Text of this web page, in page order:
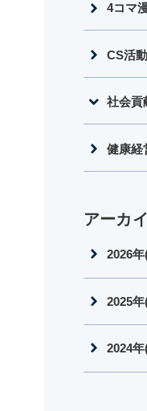
4コマ
CS活
社会貢
健康経
アーカ
2026
2025
2024